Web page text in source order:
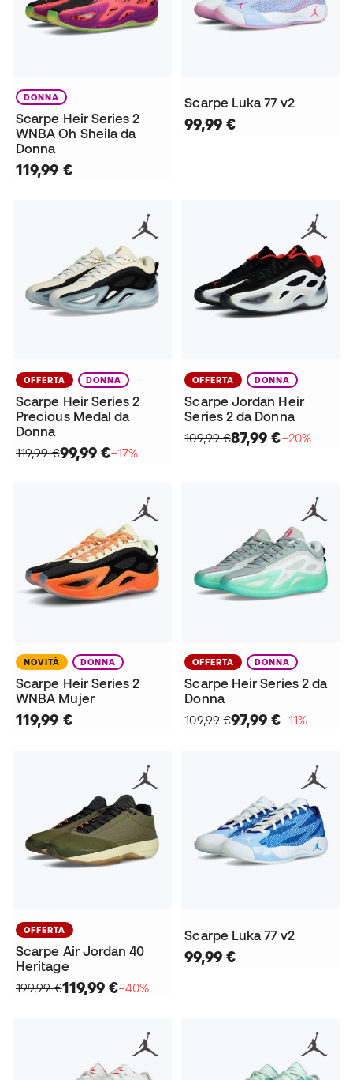
DONNA
Scarpe Heir Series 2
WNBA Oh Sheila da
Donna
119,99 €
Scarpe Luka 77 v2
99,99 €
OFFERTA DONNA
Scarpe Heir Series 2
Precious Medal da
Donna
119,99 €99,99 €−17%
OFFERTA DONNA
Scarpe Jordan Heir
Series 2 da Donna
109,99 €87,99 €−20%
NOVITÀ DONNA
Scarpe Heir Series 2
WNBA Mujer
119,99 €
OFFERTA DONNA
Scarpe Heir Series 2 da
Donna
109,99 €97,99 €−11%
OFFERTA
Scarpe Air Jordan 40
Heritage
199,99 €119,99 €−40%
Scarpe Luka 77 v2
99,99 €